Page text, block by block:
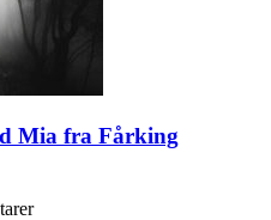
Mia fra Fårking